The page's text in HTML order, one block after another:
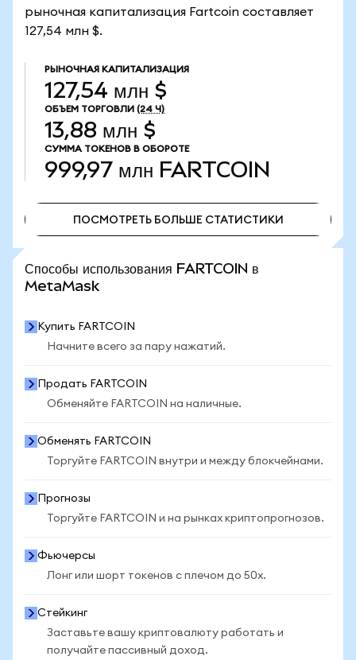
рыночная капитализация Fartcoin составляет
127,54 млн $.
РЫНОЧНАЯ КАПИТАЛИЗАЦИЯ
127,54 млн $
ОБЪЕМ ТОРГОВЛИ (24 Ч)
13,88 млн $
СУММА ТОКЕНОВ В ОБОРОТЕ
999,97 млн FARTCOIN
ПОСМОТРЕТЬ БОЛЬШЕ СТАТИСТИКИ
Способы использования FARTCOIN в
MetaMask
Купить FARTCOIN
Начните всего за пару нажатий.
Продать FARTCOIN
Обменяйте FARTCOIN на наличные.
Обменять FARTCOIN
Торгуйте FARTCOIN внутри и между блокчейнами.
Прогнозы
Торгуйте FARTCOIN и на рынках криптопрогнозов.
Фьючерсы
Лонг или шорт токенов с плечом до 50x.
Стейкинг
Заставьте вашу криптовалюту работать и
получайте пассивный доход.